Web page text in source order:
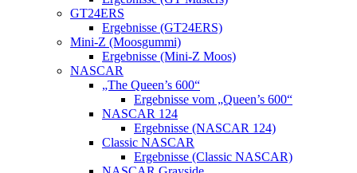
GT24ERS
Ergebnisse (GT24ERS)
Mini-Z (Moosgummi)
Ergebnisse (Mini-Z Moos)
NASCAR
„The Queen’s 600“
Ergebnisse vom „Queen’s 600“
NASCAR 124
Ergebnisse (NASCAR 124)
Classic NASCAR
Ergebnisse (Classic NASCAR)